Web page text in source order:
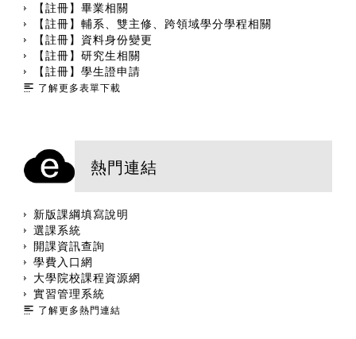
【註冊】畢業相關
【註冊】輔系、雙主修、跨領域學分學程相關
【註冊】資料身份變更
【註冊】研究生相關
【註冊】學生證申請
了解更多表單下載
熱門連結
新版課綱填寫說明
選課系統
開課資訊查詢
學費入口網
大學院校課程資源網
實習管理系統
了解更多熱門連結